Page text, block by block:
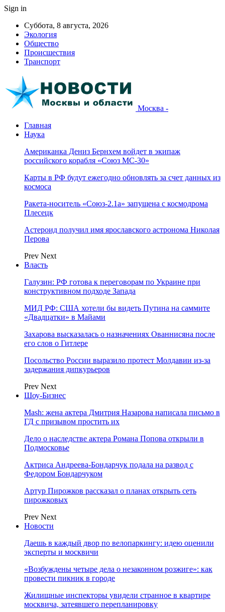
Sign in
Суббота, 8 августа, 2026
Экология
Общество
Происшествия
Транспорт
Москва -
Главная
Наука
Американка Дениз Бернхем войдет в экипаж
российского корабля «Союз МС-30»
Карты в РФ будут ежегодно обновлять за счет данных из
космоса
Ракета-носитель «Союз-2.1а» запущена с космодрома
Плесецк
Астероид получил имя ярославского астронома Николая
Перова
Prev Next
Власть
Галузин: РФ готова к переговорам по Украине при
конструктивном подходе Запада
МИД РФ: США хотели бы видеть Путина на саммите
«Двадцатки» в Майами
Захарова высказалась о назначениях Ованнисяна после
его слов о Гитлере
Посольство России выразило протест Молдавии из-за
задержания дипкурьеров
Prev Next
Шоу-Бизнес
Mash: жена актера Дмитрия Назарова написала письмо в
ГД с призывом простить их
Дело о наследстве актера Романа Попова открыли в
Подмосковье
Актриса Андреева-Бондарчук подала на развод с
Федором Бондарчуком
Артур Пирожков рассказал о планах открыть сеть
пирожковых
Prev Next
Новости
Даешь в каждый двор по велопаркингу: идею оценили
эксперты и москвичи
«Возбуждены четыре дела о незаконном розжиге»: как
провести пикник в городе
Жилищные инспекторы увидели странное в квартире
москвича, затеявшего перепланировку